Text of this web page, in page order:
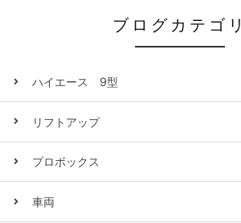
ブログカテゴリ
ハイエース 9型
リフトアップ
プロボックス
車両